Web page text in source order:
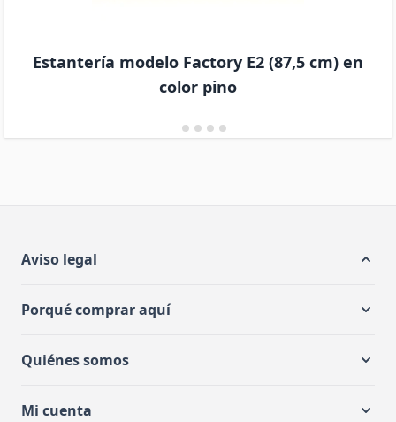
Estantería modelo Factory E2 (87,5 cm) en
color pino
Aviso legal
Porqué comprar aquí
Quiénes somos
Mi cuenta